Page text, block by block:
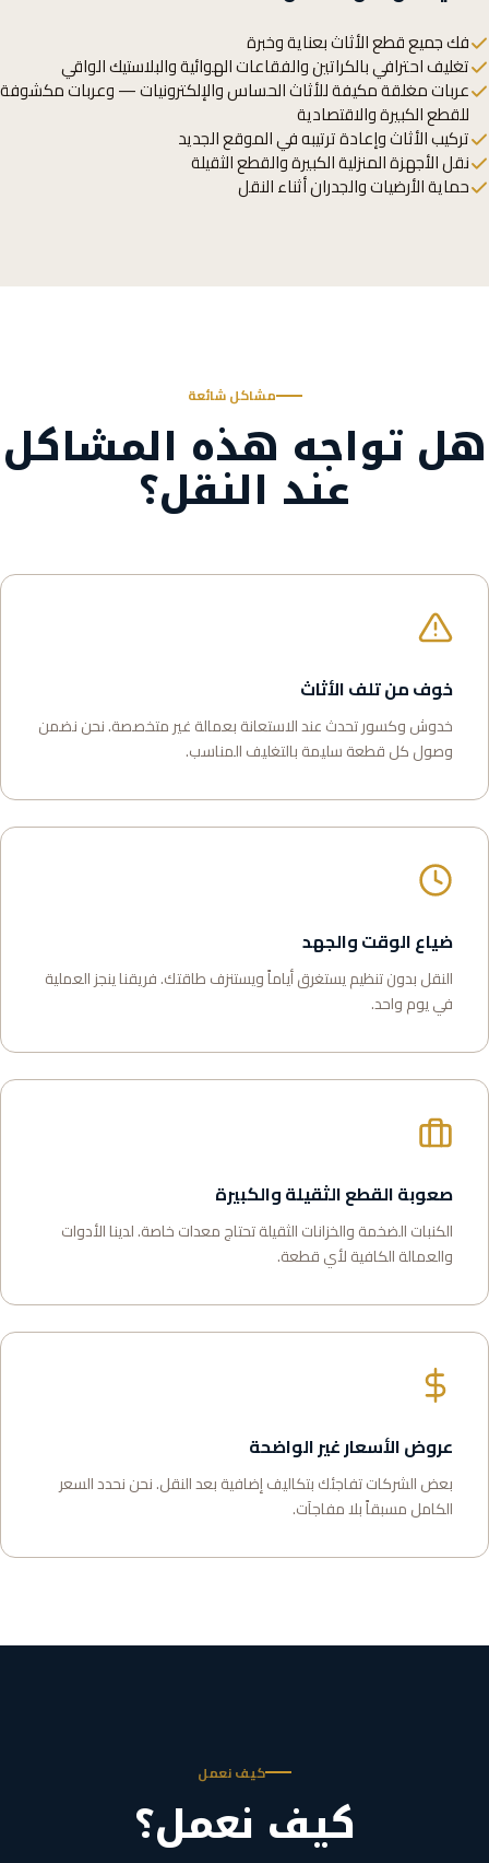
فك جميع قطع الأثاث بعناية وخبرة
تغليف احترافي بالكراتين والفقاعات الهوائية والبلاستيك الواقي
عربات مغلقة مكيفة للأثاث الحساس والإلكترونيات — وعربات مكشوفة
للقطع الكبيرة والاقتصادية
تركيب الأثاث وإعادة ترتيبه في الموقع الجديد
نقل الأجهزة المنزلية الكبيرة والقطع الثقيلة
حماية الأرضيات والجدران أثناء النقل
مشاكل شائعة
هل تواجه هذه المشاكل
عند النقل؟
خوف من تلف الأثاث
خدوش وكسور تحدث عند الاستعانة بعمالة غير متخصصة. نحن نضمن
وصول كل قطعة سليمة بالتغليف المناسب.
ضياع الوقت والجهد
النقل بدون تنظيم يستغرق أياماً ويستنزف طاقتك. فريقنا ينجز العملية
في يوم واحد.
صعوبة القطع الثقيلة والكبيرة
الكنبات الضخمة والخزانات الثقيلة تحتاج معدات خاصة. لدينا الأدوات
والعمالة الكافية لأي قطعة.
عروض الأسعار غير الواضحة
بعض الشركات تفاجئك بتكاليف إضافية بعد النقل. نحن نحدد السعر
الكامل مسبقاً بلا مفاجآت.
كيف نعمل
كيف نعمل؟